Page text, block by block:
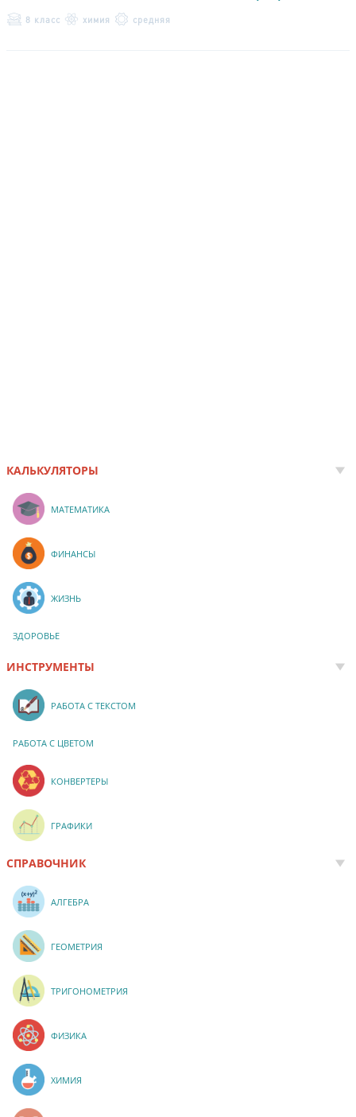
8 класс химия средняя
КАЛЬКУЛЯТОРЫ
МАТЕМАТИКА
ФИНАНСЫ
ЖИЗНЬ
ЗДОРОВЬЕ
ИНСТРУМЕНТЫ
РАБОТА С ТЕКСТОМ
РАБОТА С ЦВЕТОМ
КОНВЕРТЕРЫ
ГРАФИКИ
СПРАВОЧНИК
АЛГЕБРА
ГЕОМЕТРИЯ
ТРИГОНОМЕТРИЯ
ФИЗИКА
ХИМИЯ